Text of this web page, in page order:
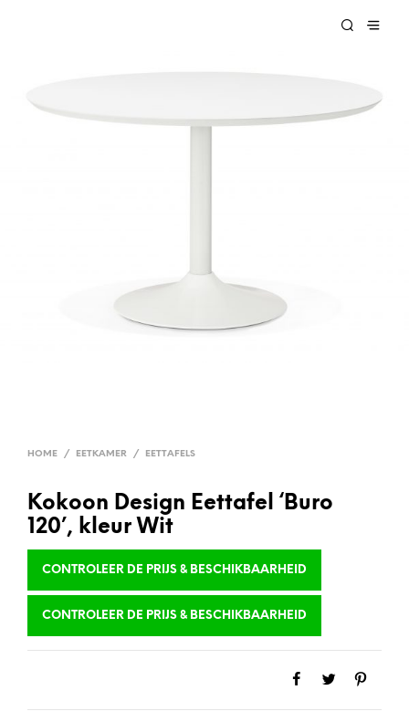
HOME / EETKAMER / EETTAFELS
Kokoon Design Eettafel ‘Buro
120’, kleur Wit
CONTROLEER DE PRIJS & BESCHIKBAARHEID
CONTROLEER DE PRIJS & BESCHIKBAARHEID